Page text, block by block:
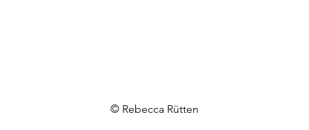
© Rebecca Rütten